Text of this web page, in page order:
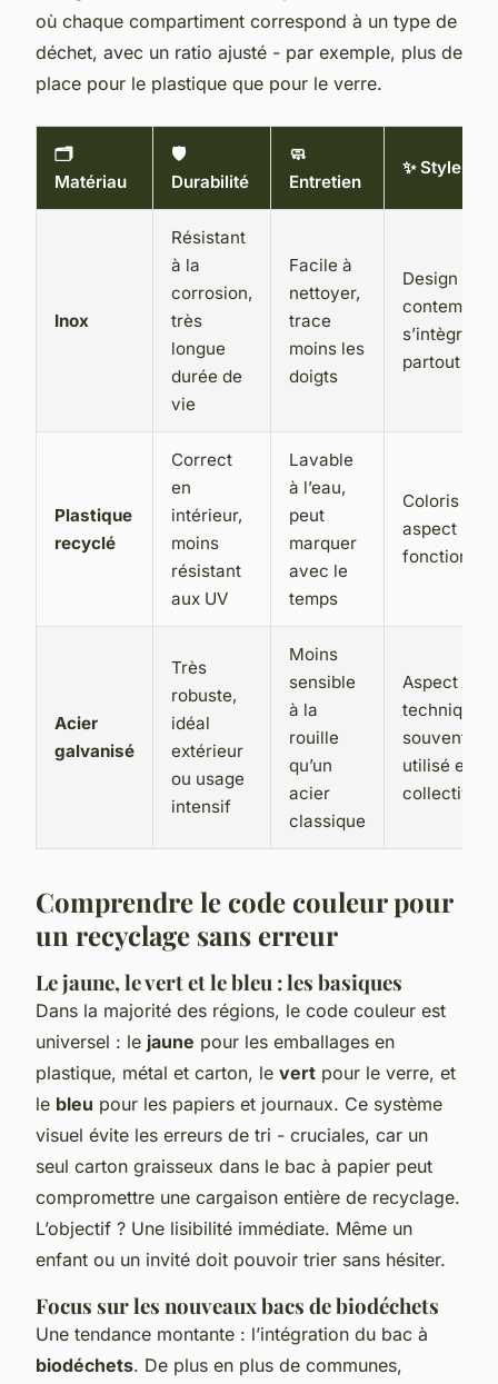
où chaque compartiment correspond à un type de
déchet, avec un ratio ajusté - par exemple, plus de
place pour le plastique que pour le verre.
🗂️
Matériau
🛡️
Durabilité
🧼
Entretien
✨ Style
Inox
Résistant
à la
corrosion,
très
longue
durée de
vie
Facile à
nettoyer,
trace
moins les
doigts
Design
s’intègre
partout
Plastique
recyclé
Correct
en
intérieur,
moins
résistant
aux UV
Lavable
à l’eau,
peut
marquer
avec le
temps
Coloris
aspect plus
fonctionnel
Acier
galvanisé
Très
robuste,
idéal
extérieur
ou usage
intensif
Moins
sensible
à la
rouille
qu’un
acier
classique
Aspect
technique,
souvent
utilisé en
collectivité
Comprendre le code couleur pour
un recyclage sans erreur
Le jaune, le vert et le bleu : les basiques
Dans la majorité des régions, le code couleur est
universel : le jaune pour les emballages en
plastique, métal et carton, le vert pour le verre, et
le bleu pour les papiers et journaux. Ce système
visuel évite les erreurs de tri - cruciales, car un
seul carton graisseux dans le bac à papier peut
compromettre une cargaison entière de recyclage.
L’objectif ? Une lisibilité immédiate. Même un
enfant ou un invité doit pouvoir trier sans hésiter.
Focus sur les nouveaux bacs de biodéchets
Une tendance montante : l’intégration du bac à
biodéchets. De plus en plus de communes,